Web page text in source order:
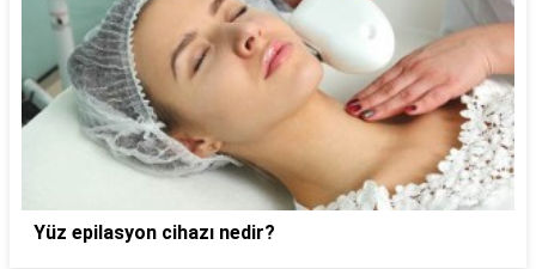
Yüz epilasyon cihazı nedir?